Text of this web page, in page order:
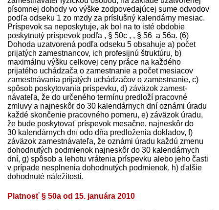
písomnej dohody vo výške zodpovedajúcej sume odvodov
podľa odseku 1 zo mzdy za príslušný kalendárny mesiac.
Príspevok sa neposkytuje, ak bol na to isté obdobie
poskytnutý príspevok podľa , § 50c , , § 56 a 56a. (6)
Dohoda uzatvorená podľa odseku 5 obsahuje a) počet
prijatých zamestnancov, ich profesijnú štruktúru, b)
maximálnu výšku celkovej ceny práce na každého
prijatého uchádzača o zamestnanie a počet mesiacov
zamestnávania prijatých uchádzačov o zamestnanie, c)
spôsob poskytovania príspevku, d) záväzok zamest­
návateľa, že do určeného termínu pred­loží pracovné
zmluvy a najneskôr do 30 kalendárnych dní oznámi úradu
každé skončenie pracovného pomeru, e) záväzok úradu,
že bude poskytovať príspevok mesačne, najneskôr do
30 kalendárnych dní odo dňa pred­loženia dokladov, f)
záväzok zamest­návateľa, že oznámi úradu každú zmenu
dohodnutých podmienok najneskôr do 30 kalendárnych
dní, g) spôsob a lehotu vrátenia príspevku alebo jeho časti
v prípade nesplnenia dohodnutých podmienok, h) ďalšie
dohodnuté náležitosti.
Platnosť § 50a od 15. januára 2010